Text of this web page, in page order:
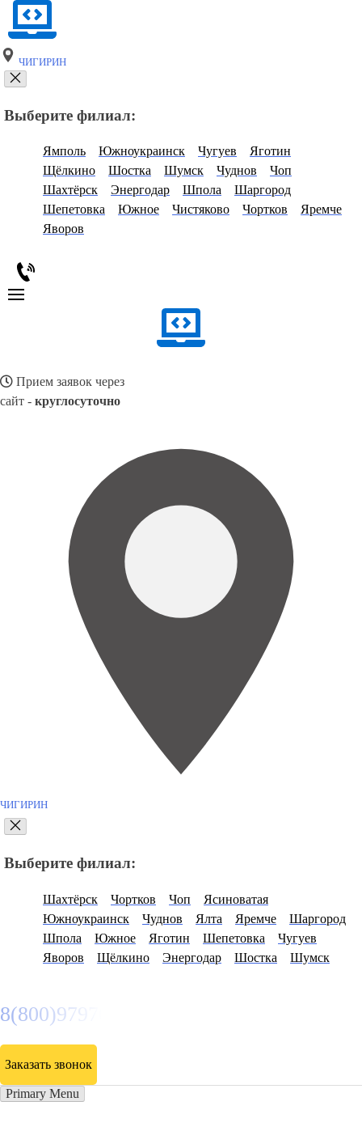
ЧИГИРИН
Выберите филиал:
Ямполь Южноукраинск Чугуев
Яготин
Щёлкино
Шостка Шумск Чуднов
Чоп
Шахтёрск
Энергодар Шпола
Шаргород
Шепетовка
Южное Чистяково Чортков
Яремче
Яворов
Прием заявок через
сайт - круглосуточно
ЧИГИРИН
Выберите филиал:
Шахтёрск Чортков Чоп
Ясиноватая
Южноукраинск
Чуднов Ялта Яремче
Шаргород
Шпола
Южное Яготин Шепетовка
Чугуев
Яворов
Щёлкино Энергодар Шостка Шумск
8(800)9797043
Заказать звонок
Primary Menu